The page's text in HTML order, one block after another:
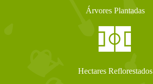
Árvores Plantadas
Hectares Reflorestados